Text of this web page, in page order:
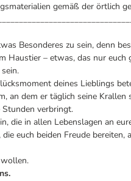
gemäß der örtlich
Besonderes zu sein, denn
Haustier – etwas, das nur
deines Lieblings
an dem er täglich seine
verbringt.
die in allen Lebenslagen an
euch beiden Freude